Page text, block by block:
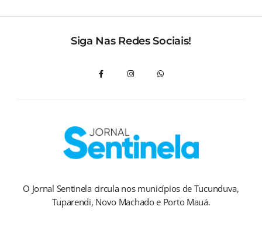
Siga Nas Redes Sociais!
O Jornal Sentinela circula nos municípios de Tucunduva,
Tuparendi, Novo Machado e Porto Mauá.